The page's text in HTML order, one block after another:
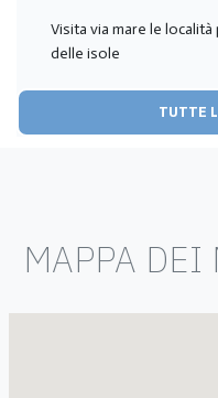
Visita via mare le
delle isole
TUTTE
MAPPA